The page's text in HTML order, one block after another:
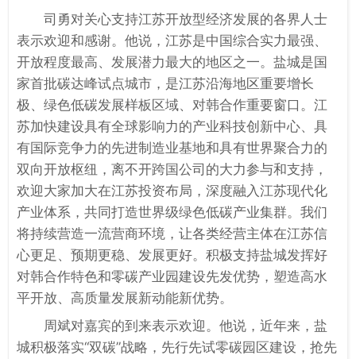
司勇对关心支持江苏开放型经济发展的各界人士
表示欢迎和感谢。他说，江苏是中国综合实力最强、
开放程度最高、发展潜力最大的地区之一。盐城是国
家首批碳达峰试点城市，是江苏沿海地区重要增长
极、绿色低碳发展样板区域、对韩合作重要窗口。江
苏加快建设具有全球影响力的产业科技创新中心、具
有国际竞争力的先进制造业基地和具有世界聚合力的
双向开放枢纽，离不开跨国公司的大力参与和支持，
欢迎大家加大在江苏投资布局，深度融入江苏现代化
产业体系，共同打造世界级绿色低碳产业集群。我们
将持续营造一流营商环境，让各类经营主体在江苏信
心更足、预期更稳、发展更好。积极支持盐城发挥好
对韩合作特色和零碳产业园建设先发优势，塑造高水
平开放、高质量发展新动能新优势。
周斌对嘉宾的到来表示欢迎。他说，近年来，盐
城积极落实“双碳”战略，先行先试零碳园区建设，抢先